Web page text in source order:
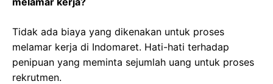
Tidak ada biaya yang dikenakan untuk proses
melamar kerja di Indomaret. Hati-hati terhadap
penipuan yang meminta sejumlah uang untuk proses
rekrutmen.